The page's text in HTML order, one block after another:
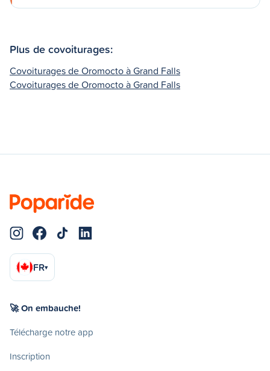
Plus de covoiturages:
Covoiturages de Oromocto à Grand Falls
Covoiturages de Oromocto à Grand Falls
FR▾
🚀 On embauche!
Télécharge notre app
Inscription